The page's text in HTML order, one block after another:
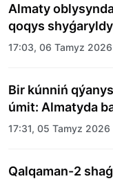
Almaty
qoqys shyǵaryldy
17:03, 06 Tamyz 2026
Bir kúnniń
úmit: Almatyda
merekelik kún
17:31, 05 Tamyz 2026
Qalqaman-2